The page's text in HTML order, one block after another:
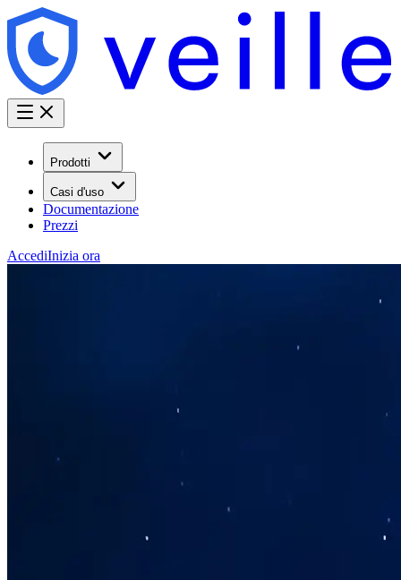
Prodotti
Casi d'uso
Documentazione
Prezzi
AccediInizia ora